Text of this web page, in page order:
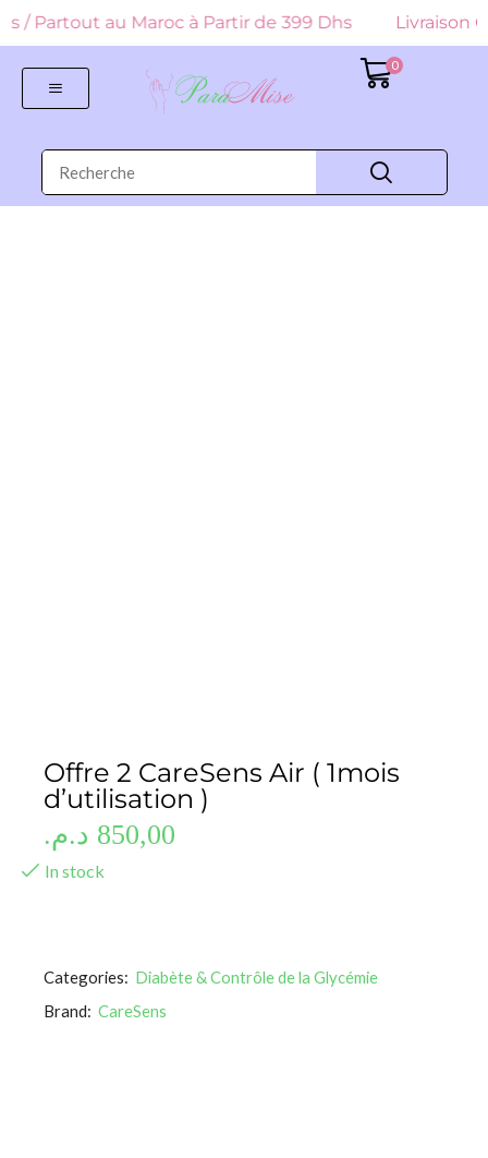
/ Partout au Maroc à Partir de 399 Dhs Livraison
0
Offre 2 CareSens Air ( 1mois
d’utilisation )
850,00 د.م.
In stock
Categories: Diabète & Contrôle de la Glycémie
Brand: CareSens